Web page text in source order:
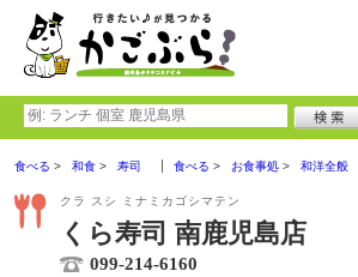
食べる 和食 寿司 食べる お食事処 和洋全般
クラ スシ ミナミカゴシマテン
くら寿司 南鹿児島店
099-214-6160